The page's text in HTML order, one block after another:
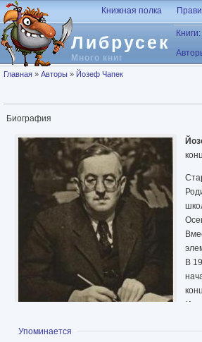
Перейти к основному содержанию
Либрусек
Много книг
Книжная полка
Книги:
Вы здесь
Главная » Авторы » Йозеф Чапек
Биография
В
Показать
Упоминается